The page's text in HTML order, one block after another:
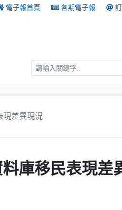
電子報首頁 各期電子報
搜尋
現差異現況
庫移民表現差